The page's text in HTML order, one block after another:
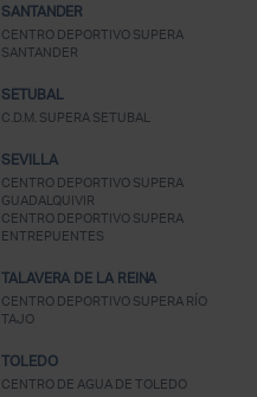
SANTANDER
CENTRO DEPORTIVO SUPERA
SANTANDER
SETUBAL
C.D.M. SUPERA SETUBAL
SEVILLA
CENTRO DEPORTIVO SUPERA
GUADALQUIVIR
CENTRO DEPORTIVO SUPERA
ENTREPUENTES
TALAVERA DE LA REINA
CENTRO DEPORTIVO SUPERA RÍO
TAJO
TOLEDO
CENTRO DE AGUA DE TOLEDO